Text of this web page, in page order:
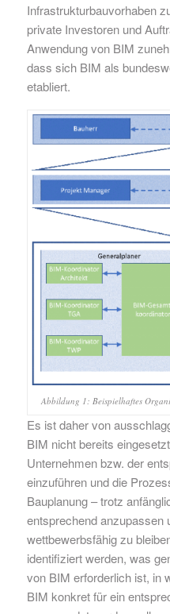
Infrastrukturbauvorhaben
private Investoren und
Anwendung von BIM
dass sich BIM als
etabliert.
Abbildung 1: Beispielhaftes
Es ist daher von
BIM nicht bereits
Unternehmen bzw. der
einzuführen und die
Bauplanung – trotz
entsprechend anzupassen
wettbewerbsfähig zu
identifiziert werden, was
von BIM erforderlich ist, in
BIM konkret für ein